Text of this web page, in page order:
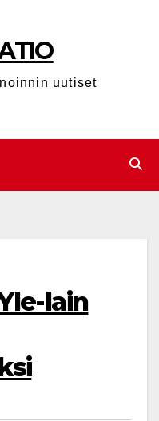
uutiset
lain